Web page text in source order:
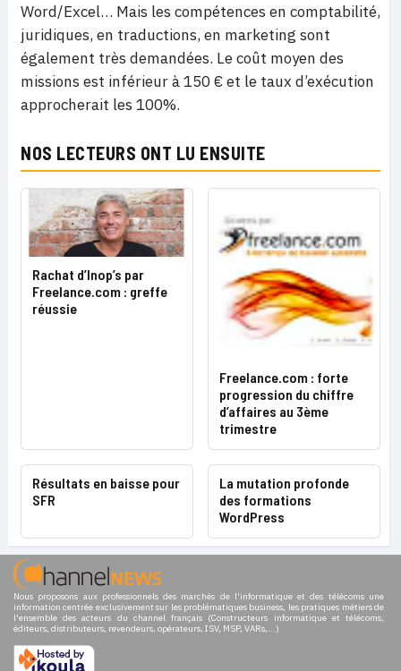
Word/Excel… Mais les compétences en comptabilité,
juridiques, en traductions, en marketing sont
également très demandées. Le coût moyen des
missions est inférieur à 150 € et le taux d’exécution
approcherait les 100%.
NOS LECTEURS ONT LU ENSUITE
Rachat d’Inop’s par
Freelance.com : greffe
réussie
Freelance.com : forte
progression du chiffre
d’affaires au 3ème
trimestre
Résultats en baisse pour
SFR
La mutation profonde
des formations
WordPress
Nous proposons aux professionnels des marchés de l'informatique et des télécoms une
information centrée exclusivement sur les problématiques business, les pratiques métiers de
l'ensemble des acteurs du channel français (Constructeurs informatique et télécoms,
éditeurs, distributeurs, revendeurs, opérateurs, ISV, MSP, VARs,...)